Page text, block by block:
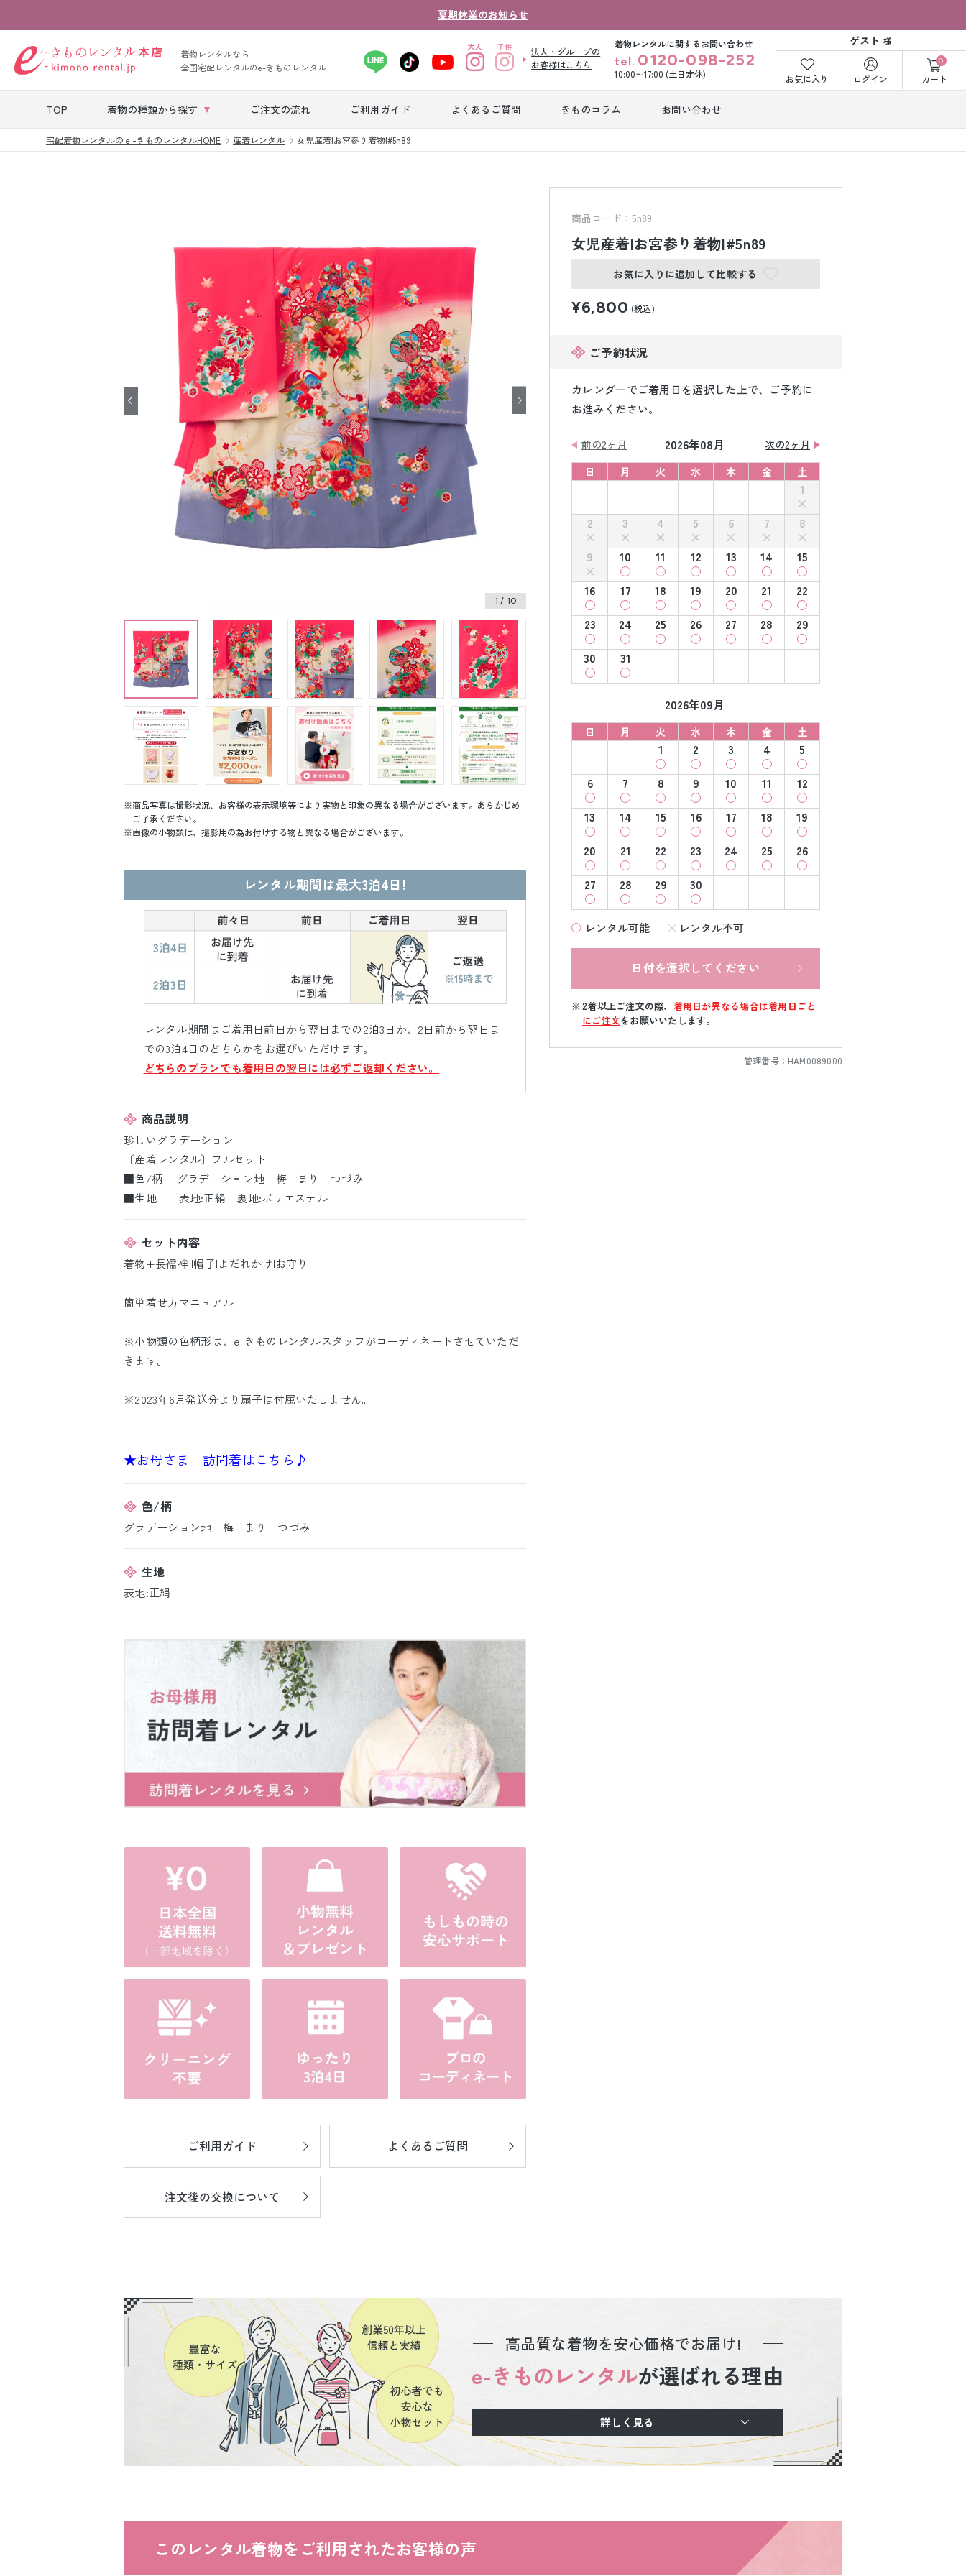
夏期休業のお知らせ
着物レンタルなら
全国宅配レンタルのe-きものレンタル
法人・グループの
お客様はこちら
着物レンタルに関するお問い合わせ
tel. 0120-098-252
10:00〜17:00 (土日定休)
ゲスト 様
お気に入り ログイン
0
カート
TOP 着物の種類から探す ご注文の流れ ご利用ガイド よくあるご質問 きものコラム お問い合わせ
七五三レンタル 振袖レンタル
ル
産着レンタル
レンタル
タル
留袖レンタル
男性礼装レンタ
ル
色打掛&紋付袴
レンタル
白無垢&紋付袴
引き振袖レンタ
小物販売品
宅配着物レンタルのｅ-きものレンタルHOME 産着レンタル 女児産着|お宮参り着物|#5n89
商品コード：5n89
女児産着|お宮参り着物|#5n89
お気に入りに追加して比較する
¥6,800 (税込)
ご予約状況
カレンダーでご着用日を選択した上で、ご予約に
お進みください。
前の2ヶ月 2026年08月
次の2ヶ月
日
月 火 水 木 金 土
1
2
3 4 5 6 7
8
9
10 11 12 13 14
15
16
17 18 19 20 21
22
23
24 25 26 27 28
29
30
31
2026年09月
日 月 火 水 木 金 土
1 2 3 4
5
6
7 8 9 10 11
12
13
14 15 16 17 18
19
20
21 22 23 24 25
26
27
28 29 30
レンタル可能 レンタル不可
日付を選択してください
2着以上ご注文の際、 着用日が異なる場合は着用日ごと
にご注文をお願いいたします。
管理番号： HAM0089000
1 / 10
商品写真は撮影状況、お客様の表示環境等により実物と印象の異なる場合がございます。あらかじめ
ご了承ください。
画像の小物類は、撮影用の為お付けする物と異なる場合がございます。
レンタル期間は最大3泊4日!
レンタル期間はご着用日前日から翌日までの2泊3日か、2日前から翌日ま
での3泊4日のどちらかをお選びいただけます。
どちらのプランでも着用日の翌日には必ずご返却ください。
商品説明
珍しいグラデーション
〔産着レンタル〕フルセット
■色/柄 グラデーション地 梅 まり つづみ
■生地 表地:正絹 裏地:ポリエステル
セット内容
着物+長襦袢 |帽子|よだれかけ|お守り
簡単着せ方マニュアル
※小物類の色柄形は、e-きものレンタルスタッフがコーディネートさせていただ
きます。
※2023年6月発送分より扇子は付属いたしません。
★お母さま 訪問着はこちら♪
色/柄
グラデーション地 梅 まり つづみ
生地
表地:正絹
ご利用ガイド よくあるご質問
注文後の交換について
高品質な着物を安心価格でお届け!
e-きものレンタルが選ばれる理由
詳しく見る
このレンタル着物をご利用されたお客様の声